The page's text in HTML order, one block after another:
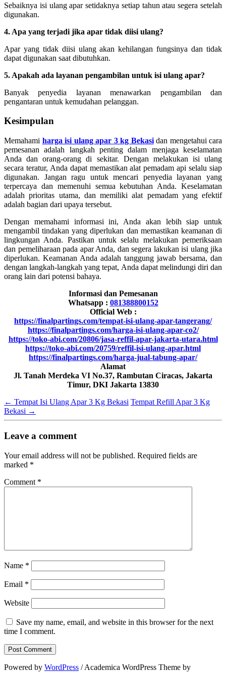
Sebaiknya isi ulang apar setidaknya setiap tahun atau segera setelah
digunakan.
4. Apa yang terjadi jika apar tidak diisi ulang?
Apar yang tidak diisi ulang akan kehilangan fungsinya dan tidak
dapat digunakan saat dibutuhkan.
5. Apakah ada layanan pengambilan untuk isi ulang apar?
Banyak penyedia layanan menawarkan pengambilan dan
pengantaran untuk kemudahan pelanggan.
Kesimpulan
Memahami harga isi ulang apar 3 kg Bekasidan mengetahui cara
pemesanan adalah langkah penting dalam menjaga keselamatan
Anda dan orang-orang di sekitar. Dengan melakukan isi ulang
secara teratur, Anda dapat memastikan alat pemadam api selalu siap
digunakan. Jangan ragu untuk mencari penyedia layanan yang
terpercaya dan memenuhi semua kebutuhan Anda. Keselamatan
adalah prioritas utama, dan memiliki alat pemadam yang efektif
adalah bagian dari upaya tersebut.
Dengan memahami informasi ini, Anda akan lebih siap untuk
mengambil tindakan yang diperlukan dan memastikan keamanan di
lingkungan Anda. Pastikan untuk selalu melakukan pemeriksaan
dan pemeliharaan pada apar Anda, dan segera lakukan isi ulang jika
diperlukan. Keamanan Anda adalah tanggung jawab bersama, dan
dengan langkah-langkah yang tepat, Anda dapat melindungi diri dan
orang lain dari potensi bahaya.
Informasi dan Pemesanan
Whatsapp : 081388800152
Official Web :
https://finalpartings.com/tempat-isi-ulang-apar-tangerang/
https://finalpartings.com/harga-isi-ulang-apar-co2/
https://toko-abi.com/20806/jasa-reffil-apar-jakarta-utara.html
https://toko-abi.com/20759/reffil-isi-ulang-apar.html
https://finalpartings.com/harga-jual-tabung-apar/
Alamat
Jl. Tanah Merdeka VI No.37, Rambutan Ciracas, Jakarta
Timur, DKI Jakarta 13830
← Tempat Isi Ulang Apar 3 Kg Bekasi Tempat Refill Apar 3 Kg
Bekasi →
Leave a comment
Your email address will not be published. Required fields are
marked *
Comment *
Name *
Email *
Website
Save my name, email, and website in this browser for the next
time I comment.
Powered by WordPress / Academica WordPress Theme by